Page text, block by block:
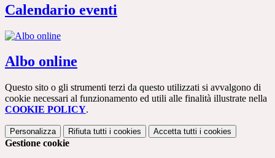
Calendario eventi
Albo online
Questo sito o gli strumenti terzi da questo utilizzati si avvalgono di
cookie necessari al funzionamento ed utili alle finalità illustrate nella
COOKIE POLICY.
Personalizza Rifiuta tutti i cookies Accetta tutti i cookies
Gestione cookie